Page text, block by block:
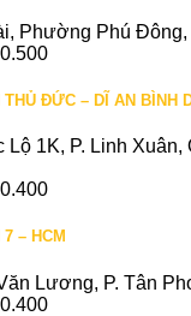
Phường Phú Đông,
THỦ ĐỨC – DĨ AN BÌNH
Lộ 1K, P. Linh
– HCM
Lương, P. Tân